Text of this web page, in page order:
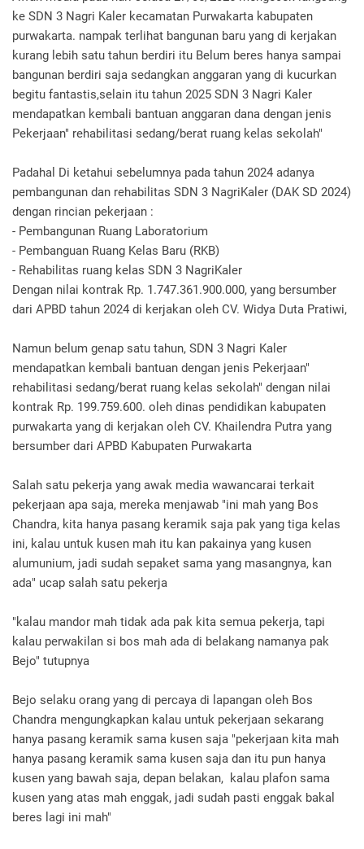
ke SDN 3 Nagri Kaler kecamatan Purwakarta kabupaten
purwakarta. nampak terlihat bangunan baru yang di kerjakan
kurang lebih satu tahun berdiri itu Belum beres hanya sampai
bangunan berdiri saja sedangkan anggaran yang di kucurkan
begitu fantastis,selain itu tahun 2025 SDN 3 Nagri Kaler
mendapatkan kembali bantuan anggaran dana dengan jenis
Pekerjaan" rehabilitasi sedang/berat ruang kelas sekolah"
‎Padahal Di ketahui sebelumnya pada tahun 2024 adanya
pembangunan dan rehabilitas SDN 3 NagriKaler (DAK SD 2024)
dengan rincian pekerjaan :
‎- Pembangunan Ruang Laboratorium
‎- Pembanguan Ruang Kelas Baru (RKB)
‎- Rehabilitas ruang kelas SDN 3 NagriKaler
‎Dengan nilai kontrak Rp. 1.747.361.900.000, yang bersumber
dari APBD tahun 2024 di kerjakan oleh CV. Widya Duta Pratiwi,
‎Namun belum genap satu tahun, SDN 3 Nagri Kaler
mendapatkan kembali bantuan dengan jenis Pekerjaan"
rehabilitasi sedang/berat ruang kelas sekolah" dengan nilai
kontrak Rp. 199.759.600. oleh dinas pendidikan kabupaten
purwakarta yang di kerjakan oleh CV. Khailendra Putra yang
bersumber dari APBD Kabupaten Purwakarta
‎Salah satu pekerja yang awak media wawancarai terkait
pekerjaan apa saja, mereka menjawab "ini mah yang Bos
Chandra, kita hanya pasang keramik saja pak yang tiga kelas
ini, kalau untuk kusen mah itu kan pakainya yang kusen
alumunium, jadi sudah sepaket sama yang masangnya, kan
ada" ucap salah satu pekerja
‎"kalau mandor mah tidak ada pak kita semua pekerja, tapi
kalau perwakilan si bos mah ada di belakang namanya pak
Bejo" tutupnya
‎Bejo selaku orang yang di percaya di lapangan oleh Bos
Chandra mengungkapkan kalau untuk pekerjaan sekarang
hanya pasang keramik sama kusen saja "pekerjaan kita mah
hanya pasang keramik sama kusen saja dan itu pun hanya
kusen yang bawah saja, depan belakan, kalau plafon sama
kusen yang atas mah enggak, jadi sudah pasti enggak bakal
beres lagi ini mah"